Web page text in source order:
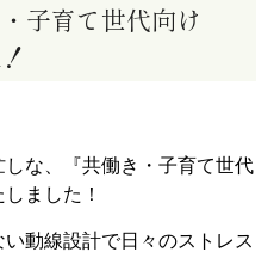
子育て世代向け
な、『共働き・子育て世代
ました！
動線設計で日々のストレス